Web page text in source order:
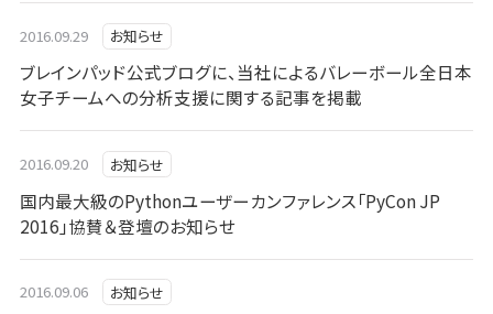
2016.09.29 お知らせ
ブレインパッド公式ブログに、当社によるバレーボール全日本
女子チームへの分析支援に関する記事を掲載
2016.09.20 お知らせ
国内最大級のPythonユーザーカンファレンス「PyCon JP
2016」協賛＆登壇のお知らせ
2016.09.06 お知らせ